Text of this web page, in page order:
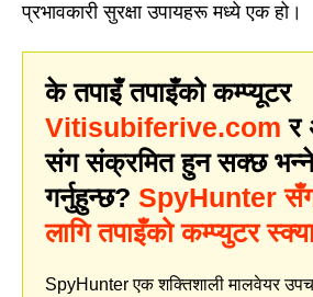
प्रभावकारी सुरक्षा उपायहरू मध्ये एक हो।
के तपाइँ तपाइँको कम्प्यूटर
Vitisubiferive.com र
संग संक्रमित हुन सक्छ
गर्नुहुन्छ? SpyHunter
लागि तपाइँको कम्प्युटर
SpyHunter एक शक्तिशाली मालवेयर